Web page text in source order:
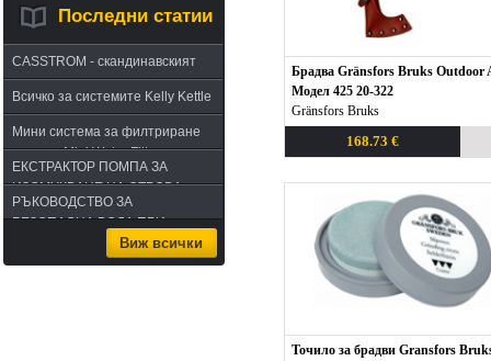
Последни статии
CASSTROM - скандинавският
път в оцеляването или
бушкрафт по лапландски
Всичко за системите Kelly Kettle
Мини система за филтриране
на вода Mini Water Filter
ЕКСТРАКТОР ПОМПА ЗА
ИЗСМУКВАНЕ НА ОТРОВА -
комплект за извличане на
РЪКОВОДСТВО ЗА
БЕЗОПАСНА ВОДА ПРИ
Виж всички
Брадва Gränsfors Bruks Outdoor
Модел 425 20-322
Gränsfors Bruks
168.73 €
Точило за брадви Gransfors